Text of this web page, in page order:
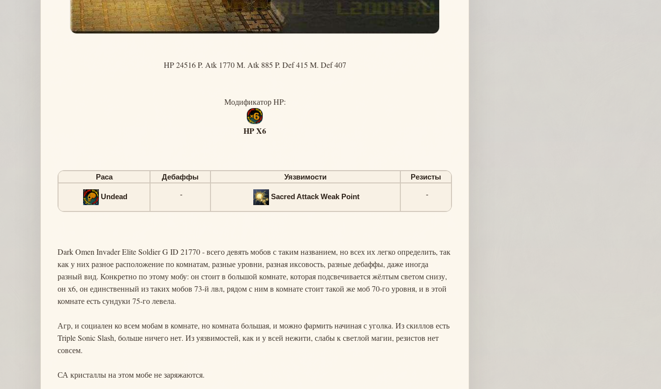
HP 24516 P. Atk 1770 M. Atk 885 P. Def 415 M. Def 407
Модификатор HP:
HP X6
Раса Дебаффы Уязвимости Резисты
Undead - Sacred Attack Weak Point -
Dark Omen Invader Elite Soldier G ID 21770 - всего девять мобов с таким названием, но всех их легко определить, так
как у них разное расположение по комнатам, разные уровни, разная иксовость, разные дебаффы, даже иногда
разный вид. Конкретно по этому мобу: он стоит в большой комнате, которая подсвечивается жёлтым светом снизу,
он х6, он единственный из таких мобов 73-й лвл, рядом с ним в комнате стоит такой же моб 70-го уровня, и в этой
комнате есть сундуки 75-го левела.
Агр, и социален ко всем мобам в комнате, но комната большая, и можно фармить начиная с уголка. Из скиллов есть
Triple Sonic Slash, больше ничего нет. Из уязвимостей, как и у всей нежити, слабы к светлой магии, резистов нет
совсем.
СА кристаллы на этом мобе не заряжаются.